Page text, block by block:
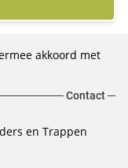
akkoord met
Contact
en Trappen